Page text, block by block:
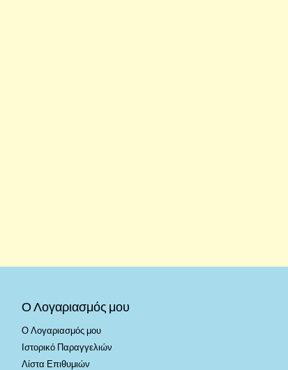
Ο Λογαριασμός μου
Ο Λογαριασμός μου
Ιστορικό Παραγγελιών
Λίστα Επιθυμιών